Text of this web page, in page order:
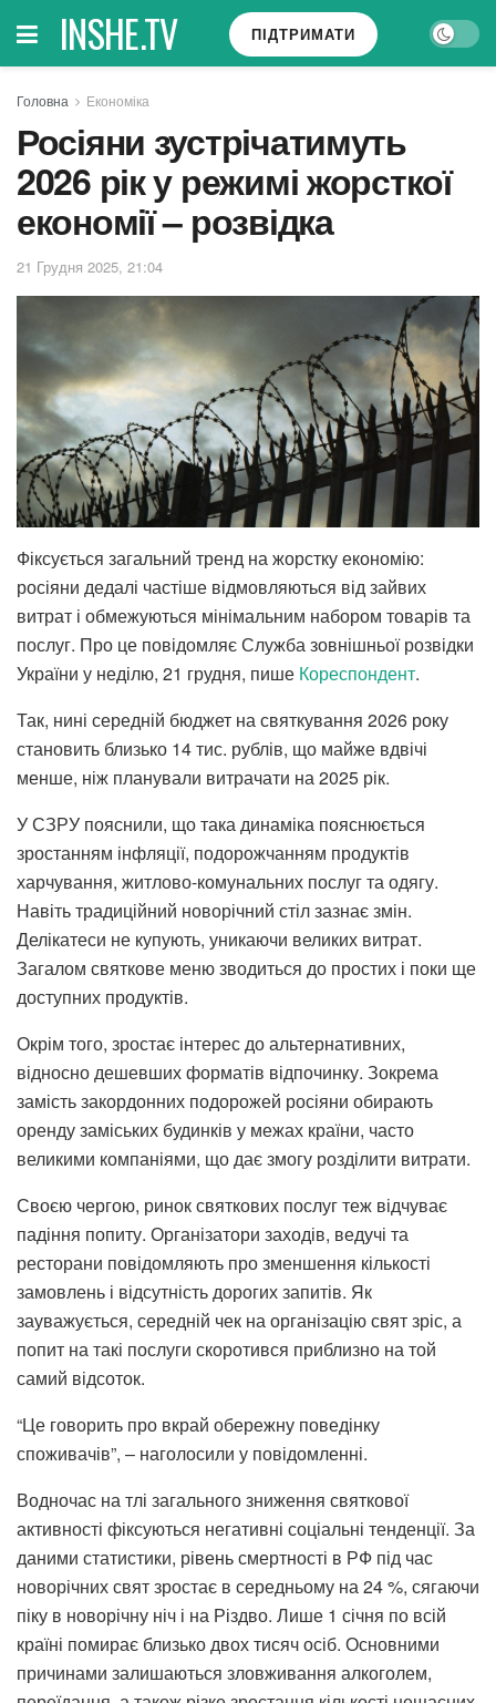
INSHE.TV ПІДТРИМАТИ
Головна Економіка
Росіяни зустрічатимуть
2026 рік у режимі жорсткої
економії – розвідка
21 Грудня 2025, 21:04
Фіксується загальний тренд на жорстку економію:
росіяни дедалі частіше відмовляються від зайвих
витрат і обмежуються мінімальним набором товарів та
послуг. Про це повідомляє Служба зовнішньої розвідки
України у неділю, 21 грудня, пише Кореспондент.
Так, нині середній бюджет на святкування 2026 року
становить близько 14 тис. рублів, що майже вдвічі
менше, ніж планували витрачати на 2025 рік.
У СЗРУ пояснили, що така динаміка пояснюється
зростанням інфляції, подорожчанням продуктів
харчування, житлово-комунальних послуг та одягу.
Навіть традиційний новорічний стіл зазнає змін.
Делікатеси не купують, уникаючи великих витрат.
Загалом святкове меню зводиться до простих і поки ще
доступних продуктів.
Окрім того, зростає інтерес до альтернативних,
відносно дешевших форматів відпочинку. Зокрема
замість закордонних подорожей росіяни обирають
оренду заміських будинків у межах країни, часто
великими компаніями, що дає змогу розділити витрати.
Своєю чергою, ринок святкових послуг теж відчуває
падіння попиту. Організатори заходів, ведучі та
ресторани повідомляють про зменшення кількості
замовлень і відсутність дорогих запитів. Як
зауважується, середній чек на організацію свят зріс, а
попит на такі послуги скоротився приблизно на той
самий відсоток.
“Це говорить про вкрай обережну поведінку
споживачів”, – наголосили у повідомленні.
Водночас на тлі загального зниження святкової
активності фіксуються негативні соціальні тенденції. За
даними статистики, рівень смертності в РФ під час
новорічних свят зростає в середньому на 24 %, сягаючи
піку в новорічну ніч і на Різдво. Лише 1 січня по всій
країні помирає близько двох тисяч осіб. Основними
причинами залишаються зловживання алкоголем,